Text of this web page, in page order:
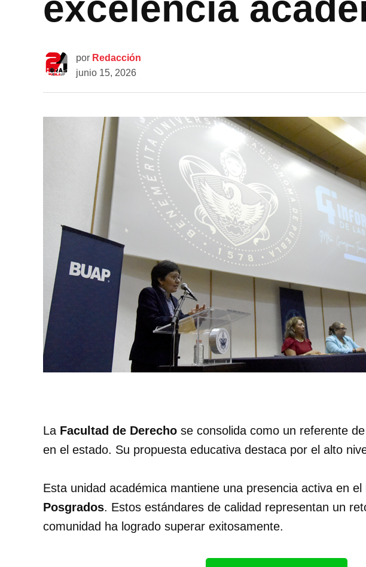
por Redacción
junio 15, 2026
La Facultad de Derecho se consolida como un referente de
en el estado. Su propuesta educativa destaca por el alto
Esta unidad académica mantiene una presencia activa en el
Posgrados. Estos estándares de calidad representan un
comunidad ha logrado superar exitosamente.